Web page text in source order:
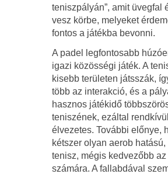
teniszpályán”, amit üvegfal
vesz körbe, melyeket
fontos a játékba bevonni.
A padel legfontosabb
igazi közösségi játék. A
kisebb területen játsszák,
több az interakció, és a
hasznos játékidő
teniszének, ezáltal rendkívül
élvezetes. További előnye,
kétszer olyan aerob hatású,
tenisz, mégis kedvezőbb
számára. A fallabdával